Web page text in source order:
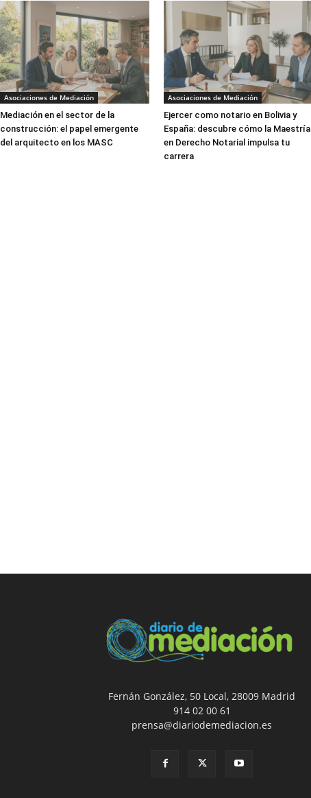
Asociaciones de Mediación
Mediación en el sector de la
construcción: el papel emergente
del arquitecto en los MASC
Asociaciones de Mediación
Ejercer como notario en Bolivia y
España: descubre cómo la Maestría
en Derecho Notarial impulsa tu
carrera
Fernán González, 50 Local, 28009 Madrid
914 02 00 61
prensa@diariodemediacion.es